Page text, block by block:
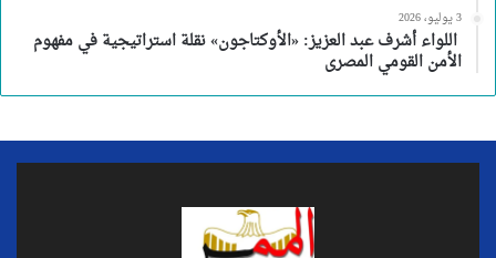
3 يوليو، 2026
اللواء أشرف عبد العزيز: «الأوكتاجون» نقلة استراتيجية في مفهوم
الأمن القومي المصرى